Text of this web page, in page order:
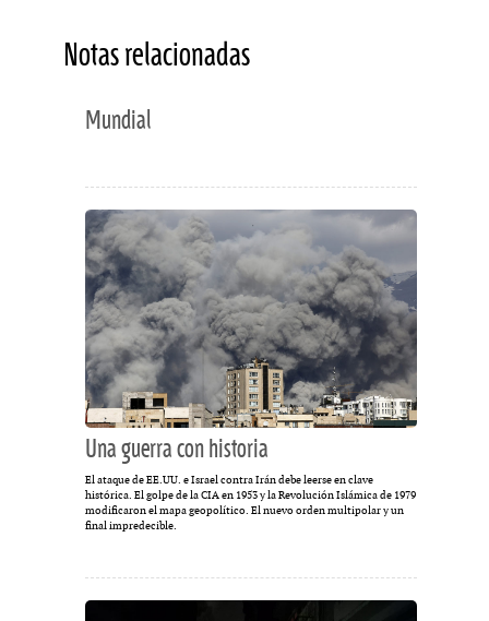
Notas relacionadas
Mundial
Una guerra con historia
El ataque de EE.UU. e Israel contra Irán debe leerse en clave
histórica. El golpe de la CIA en 1953 y la Revolución Islámica de 1979
modificaron el mapa geopolítico. El nuevo orden multipolar y un
final impredecible.